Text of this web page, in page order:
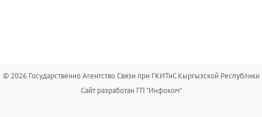
© 2026 Государственно Агентство Связи при ГКИТиС Кыргызской Республики
Сайт разработан ГП "Инфоком"